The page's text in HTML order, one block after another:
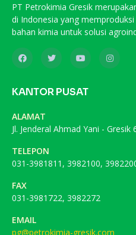
PT Petrokimia Gresik
di Indonesia yang
bahan kimia untuk solusi
KANTOR PUSAT
ALAMAT
Jl. Jenderal Ahmad Yani - Gresik
TELEPON
031-3981811, 3982100,
FAX
031-3981722, 3982272
EMAIL
pg@petrokimia-gresik.com